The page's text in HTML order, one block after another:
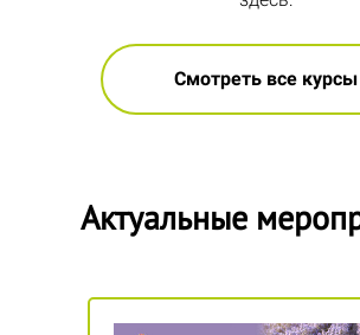
Смотреть все курсы
Актуальные